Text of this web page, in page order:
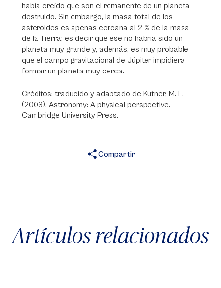
había creído que son el remanente de un planeta
destruido. Sin embargo, la masa total de los
asteroides es apenas cercana al 2 % de la masa
de la Tierra; es decir que ese no habría sido un
planeta muy grande y, además, es muy probable
que el campo gravitacional de Júpiter impidiera
formar un planeta muy cerca.
Créditos: traducido y adaptado de Kutner, M. L.
(2003). Astronomy: A physical perspective.
Cambridge University Press.
Compartir
Artículos relacionados